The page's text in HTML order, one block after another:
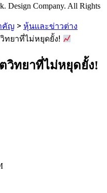
Design Company. All Rights
คัญ > หุ้นและข่าวต่าง
ทยาที่ไม่หยุดยั้ง!
วิทยาที่ไม่หยุดยั้ง!